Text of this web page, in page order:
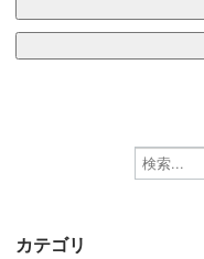
カテゴリ